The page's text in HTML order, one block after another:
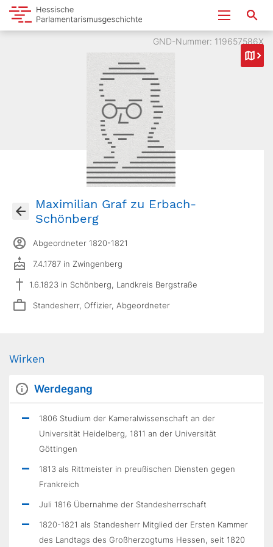
GND-Nummer: 119657586X
Maximilian Graf zu Erbach-
Schönberg
Abgeordneter 1820-1821
7.4.1787 in Zwingenberg
1.6.1823 in Schönberg, Landkreis Bergstraße
Standesherr, Offizier, Abgeordneter
Wirken
Werdegang
1806 Studium der Kameralwissenschaft an der
Universität Heidelberg, 1811 an der Universität
Göttingen
1813 als Rittmeister in preußischen Diensten gegen
Frankreich
Juli 1816 Übernahme der Standesherrschaft
1820-1821 als Standesherr Mitglied der Ersten Kammer
des Landtags des Großherzogtums Hessen, seit 1820